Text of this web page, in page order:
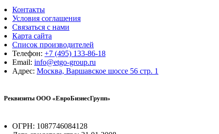
Контакты
Условия соглашения
Связаться с нами
Карта сайта
Список производителей
Телефон: +7 (495) 133-86-18
Email: info@etgo-group.ru
Адрес: Москва, Варшавское шоссе 56 стр. 1
Реквизиты ООО «ЕвроБизнесГрупп»
ОГРН: 1087746084128